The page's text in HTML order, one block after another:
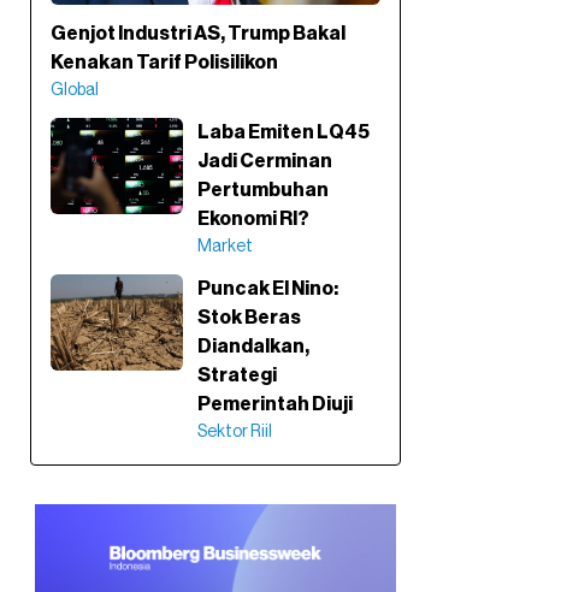
Genjot Industri AS, Trump Bakal
Kenakan Tarif Polisilikon
Global
Laba Emiten LQ45
Jadi Cerminan
Pertumbuhan
Ekonomi RI?
Market
Puncak El Nino:
Stok Beras
Diandalkan,
Strategi
Pemerintah Diuji
Sektor Riil